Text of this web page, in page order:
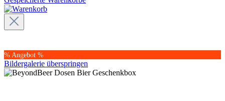
% Angebot %
Bildergalerie überspringen